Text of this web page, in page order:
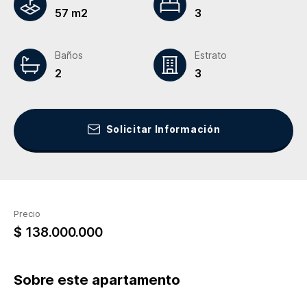
57 m2 3
Baños
2
Estrato
3
Solicitar Información
Precio
$ 138.000.000
Sobre este apartamento